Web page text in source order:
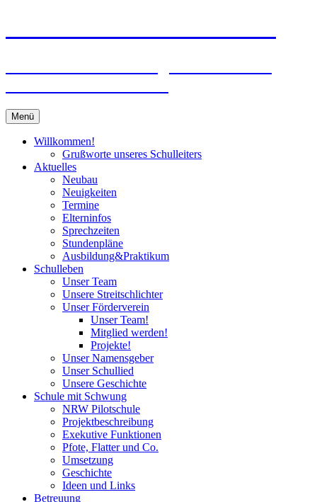
Menü
Willkommen!
Grußworte unseres Schulleiters
Aktuelles
Neubau
Neuigkeiten
Termine
Elterninfos
Sprechzeiten
Stundenpläne
Ausbildung&Praktikum
Schulleben
Unser Team
Unsere Streitschlichter
Unser Förderverein
Unser Team!
Mitglied werden!
Projekte!
Unser Namensgeber
Unser Schullied
Unsere Geschichte
Schule mit Schwung
NRW Pilotschule
Projektbeschreibung
Exekutive Funktionen
Pfote, Flatter und Co.
Umsetzung
Geschichte
Ideen und Links
Betreuung